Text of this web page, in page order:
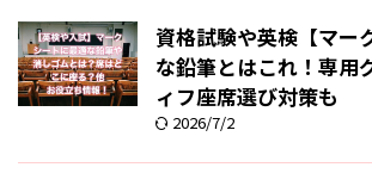
資格試験や英検【マー
な鉛筆とはこれ！専用
ィフ座席選び対策も
2026/7/2